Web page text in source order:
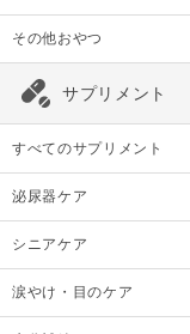
その他おやつ
サプリメント
すべてのサプリメント
泌尿器ケア
シニアケア
涙やけ・目のケア